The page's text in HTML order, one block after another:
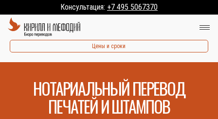
Консультация: +7 495 5067370
Цены и сроки
НОТАРИАЛЬНЫЙ ПЕРЕВОД
ПЕЧАТЕЙ И ШТАМПОВ